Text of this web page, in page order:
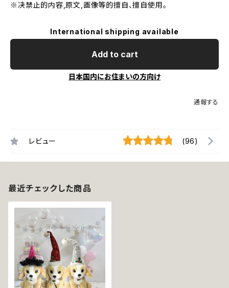
※决禁止的内容,原文,画像等的擅自、擅自使用。
International shipping available
Add to cart
日本国内にお住まいの方向け
通報する
レビュー (96)
最近チェックした商品